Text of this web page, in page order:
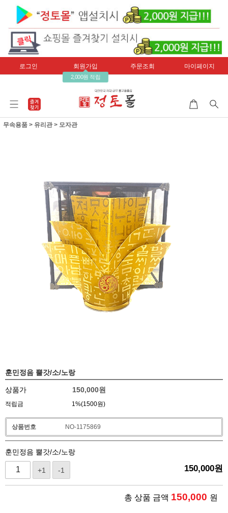
로그인 회원가입
2,000원 적립
주문조회 마이페이지
무속용품 > 유리관> 모자관
훈민정음 뿔갓/소/노랑
상품가 150,000원
적립금 1%(1500원)
상품번호 NO-1175869
훈민정음 뿔갓/소/노랑
+1 -1 150,000원
총 상품 금액 150,000 원